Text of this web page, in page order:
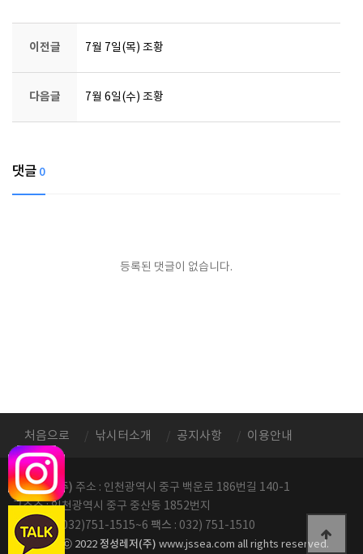
이전글 7월 7일(목) 조황
다음글 7월 6일(수) 조황
댓글 0
등록된 댓글이 없습니다.
처음으로 낚시터소개 공지사항 이용안내
정성레저(주) 주소 : 인천광역시 중구 백운로 186번길 140-1
구주소 : 인천광역시 중구 중산동 1852번지
전화번호: 032)751-1515~6 팩스 : 032) 751-1510
copyright ⓒ 2022 정성레저(주) www.jssea.com all rights reserved.